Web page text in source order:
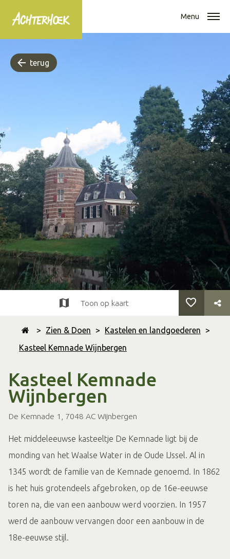
Menu
terug
> Zien & Doen > Kastelen en landgoederen >
Kasteel Kemnade Wijnbergen
Kasteel Kemnade
Wijnbergen
De Kemnade 1, 7048 AC Wijnbergen
Toon op kaart
Het middeleeuwse kasteeltje De Kemnade ligt bij de
monding van het Waalse Water in de Oude IJssel. Al in
1345 wordt de familie van de Kemnade genoemd. In 1862
is het huis grotendeels afgebroken, op de 16e-eeuwse
toren na, die van een aanbouw werd voorzien. In 1957
werd de aanbouw vervangen door een aanbouw in de
18e-eeuwse stijl.